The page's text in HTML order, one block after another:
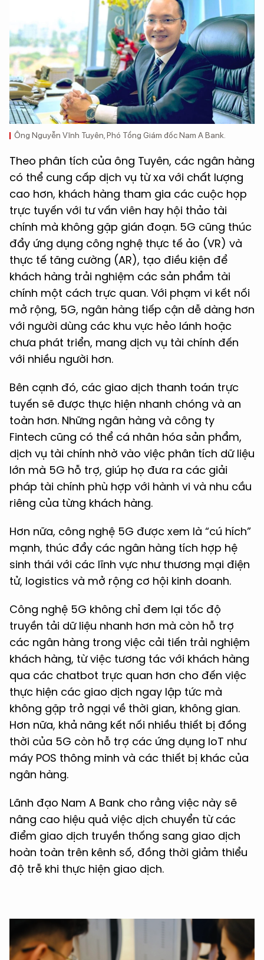
Ông Nguyễn Vĩnh Tuyên, Phó Tổng Giám đốc Nam A Bank.
Theo phân tích của ông Tuyên, các ngân hàng
có thể cung cấp dịch vụ từ xa với chất lượng
cao hơn, khách hàng tham gia các cuộc họp
trực tuyến với tư vấn viên hay hội thảo tài
chính mà không gặp gián đoạn. 5G cũng thúc
đẩy ứng dụng công nghệ thực tế ảo (VR) và
thực tế tăng cường (AR), tạo điều kiện để
khách hàng trải nghiệm các sản phẩm tài
chính một cách trực quan. Với phạm vi kết nối
mở rộng, 5G, ngân hàng tiếp cận dễ dàng hơn
với người dùng các khu vực hẻo lánh hoặc
chưa phát triển, mang dịch vụ tài chính đến
với nhiều người hơn.
Bên cạnh đó, các giao dịch thanh toán trực
tuyến sẽ được thực hiện nhanh chóng và an
toàn hơn. Những ngân hàng và công ty
Fintech cũng có thể cá nhân hóa sản phẩm,
dịch vụ tài chính nhờ vào việc phân tích dữ liệu
lớn mà 5G hỗ trợ, giúp họ đưa ra các giải
pháp tài chính phù hợp với hành vi và nhu cầu
riêng của từng khách hàng.
Hơn nữa, công nghệ 5G được xem là “cú hích”
mạnh, thúc đẩy các ngân hàng tích hợp hệ
sinh thái với các lĩnh vực như thương mại điện
tử, logistics và mở rộng cơ hội kinh doanh.
Công nghệ 5G không chỉ đem lại tốc độ
truyền tải dữ liệu nhanh hơn mà còn hỗ trợ
các ngân hàng trong việc cải tiến trải nghiệm
khách hàng, từ việc tương tác với khách hàng
qua các chatbot trực quan hơn cho đến việc
thực hiện các giao dịch ngay lập tức mà
không gặp trở ngại về thời gian, không gian.
Hơn nữa, khả năng kết nối nhiều thiết bị đồng
thời của 5G còn hỗ trợ các ứng dụng IoT như
máy POS thông minh và các thiết bị khác của
ngân hàng.
Lãnh đạo Nam A Bank cho rằng việc này sẽ
nâng cao hiệu quả việc dịch chuyển từ các
điểm giao dịch truyền thống sang giao dịch
hoàn toàn trên kênh số, đồng thời giảm thiểu
độ trễ khi thực hiện giao dịch.